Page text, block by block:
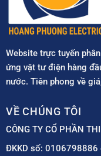
Website trực tuyến
ứng vật tư điện hàng
nước. Tiên phong về
VỀ CHÚNG TÔI
CÔNG TY CỔ PHẦN
ĐKKD số: 0106798886